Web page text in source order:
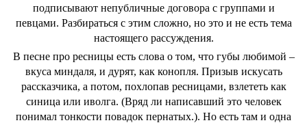
подписывают непубличные договора с группами и
певцами. Разбираться с этим сложно, но это и не есть тема
настоящего рассуждения.
В песне про ресницы есть слова о том, что губы любимой –
вкуса миндаля, и дурят, как конопля. Призыв искусать
рассказчика, а потом, похлопав ресницами, взлететь как
синица или иволга. (Вряд ли написавший это человек
понимал тонкости повадок пернатых.). Но есть там и одна